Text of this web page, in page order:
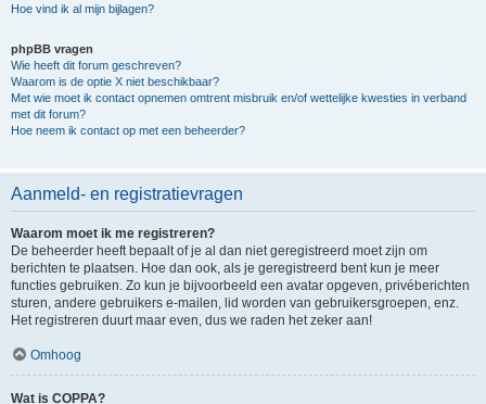
Hoe vind ik al mijn bijlagen?
phpBB vragen
Wie heeft dit forum geschreven?
Waarom is de optie X niet beschikbaar?
Met wie moet ik contact opnemen omtrent misbruik en/of wettelijke kwesties in verband
met dit forum?
Hoe neem ik contact op met een beheerder?
Aanmeld- en registratievragen
Waarom moet ik me registreren?
De beheerder heeft bepaalt of je al dan niet geregistreerd moet zijn om
berichten te plaatsen. Hoe dan ook, als je geregistreerd bent kun je meer
functies gebruiken. Zo kun je bijvoorbeeld een avatar opgeven, privéberichten
sturen, andere gebruikers e-mailen, lid worden van gebruikersgroepen, enz.
Het registreren duurt maar even, dus we raden het zeker aan!
Omhoog
Wat is COPPA?